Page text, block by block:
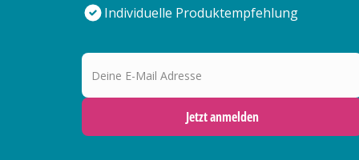
Individuelle Produktempfehlung
Deine E-Mail Adresse
Jetzt anmelden